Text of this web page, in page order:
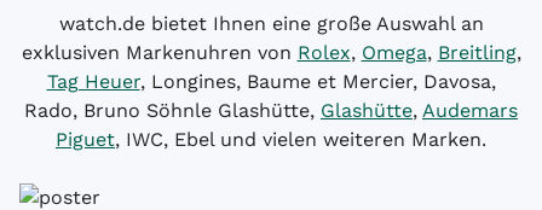
watch.de bietet Ihnen eine große Auswahl an
exklusiven Markenuhren von Rolex, Omega, Breitling,
Tag Heuer, Longines, Baume et Mercier, Davosa,
Rado, Bruno Söhnle Glashütte, Glashütte, Audemars
Piguet, IWC, Ebel und vielen weiteren Marken.